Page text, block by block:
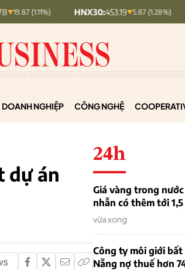
HNX30: 5.87 (1.28%) HNXINDEX:
DOANH NGHIỆP CÔNG NGHỆ
dự án
24h
Giá vàng trong
nhẫn có thêm tới
vừa xong
Công ty môi giới
Nẵng nợ thuế hơn